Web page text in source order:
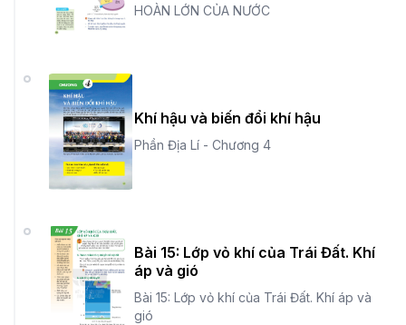
HOÀN LỚN CỦA NƯỚC
Khí hậu và biến đổi khí hậu
Phần Địa Lí - Chương 4
Bài 15: Lớp vỏ khí của Trái Đất. Khí
áp và gió
Bài 15: Lớp vỏ khí của Trái Đất. Khí áp và
gió